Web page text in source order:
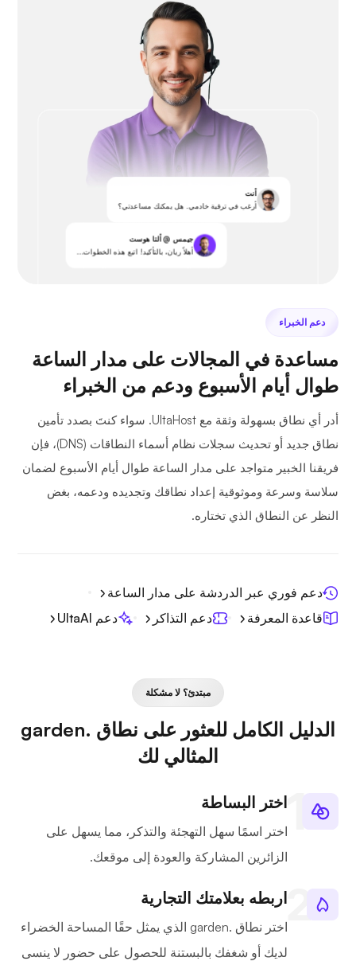
أنت
أرغب في ترقية خادمي. هل يمكنك مساعدتي؟
جيمس @ ألتا هوست
أهلاً ريان، بالتأكيد! اتبع هذه الخطوات...
دعم الخبراء
مساعدة في المجالات على مدار الساعة
طوال أيام الأسبوع ودعم من الخبراء
أدر أي نطاق بسهولة وثقة مع UltaHost. سواء كنتَ بصدد تأمين
نطاق جديد أو تحديث سجلات نظام أسماء النطاقات (DNS)، فإن
فريقنا الخبير متواجد على مدار الساعة طوال أيام الأسبوع لضمان
سلاسة وسرعة وموثوقية إعداد نطاقك وتجديده ودعمه، بغض
النظر عن النطاق الذي تختاره.
دعم فوري عبر الدردشة على مدار الساعة
قاعدة المعرفة
دعم التذاكر دعم UltaAI
مبتدئ؟ لا مشكلة
الدليل الكامل للعثور على نطاق .garden
المثالي لك
اختر البساطة
اختر اسمًا سهل التهجئة والتذكر، مما يسهل على
الزائرين المشاركة والعودة إلى موقعك.
اربطه بعلامتك التجارية
اختر نطاق .garden الذي يمثل حقًا المساحة الخضراء
لديك أو شغفك بالبستنة للحصول على حضور لا ينسى